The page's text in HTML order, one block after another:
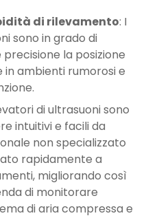
di rilevamento: I
sono in grado di
la posizione
ambienti rumorosi e
di ultrasuoni sono
intuitivi e facili da
non specializzato
rapidamente a
migliorando così
di monitorare
di aria compressa e